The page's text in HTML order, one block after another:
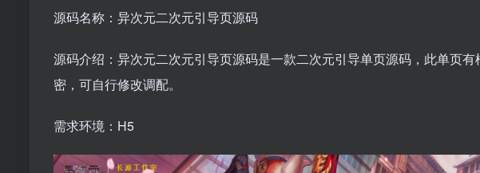
源码名称：异次元二次元引导页源码
源码介绍：异次元二次元引导页源码是一款二次元引导单页源码，此单页
密，可自行修改调配。
需求环境：H5